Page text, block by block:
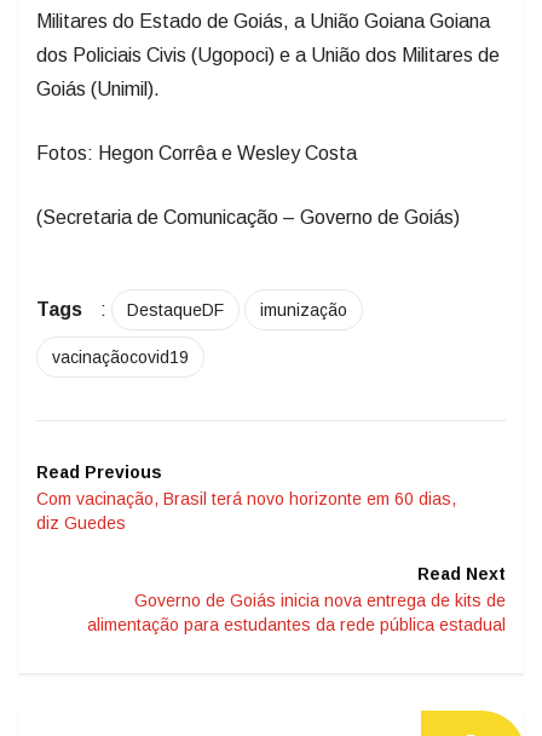
Militares do Estado de Goiás, a União Goiana Goiana
dos Policiais Civis (Ugopoci) e a União dos Militares de
Goiás (Unimil).
Fotos: Hegon Corrêa e Wesley Costa
(Secretaria de Comunicação – Governo de Goiás)
Tags : DestaqueDF imunização
vacinaçãocovid19
Read Previous
Com vacinação, Brasil terá novo horizonte em 60 dias,
diz Guedes
Read Next
Governo de Goiás inicia nova entrega de kits de
alimentação para estudantes da rede pública estadual